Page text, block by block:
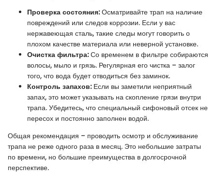
Проверка состояния:Осматривайте трап на наличие
повреждений или следов коррозии. Если у вас
нержавеющая сталь, такие следы могут говорить о
плохом качестве материала или неверной установке.
Очистка фильтра:Со временем в фильтре собираются
волосы, мыло и грязь. Регулярная его чистка – залог
того, что вода будет отводиться без заминок.
Контроль запахов:Если вы заметили неприятный
запах, это может указывать на скопление грязи внутри
трапа. Убедитесь, что специальный сифоновый отсек не
пересох и постоянно заполнен водой.
Общая рекомендация – проводить осмотр и обслуживание
трапа не реже одного раза в месяц. Это небольшие затраты
по времени, но большие преимущества в долгосрочной
перспективе.